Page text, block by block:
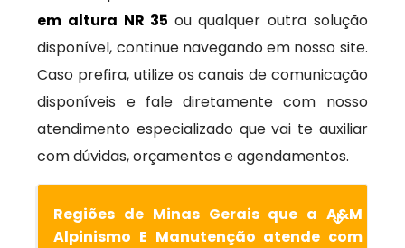
em altura NR 35 ou qualquer outra solução
disponível, continue navegando em nosso site.
Caso prefira, utilize os canais de comunicação
disponíveis e fale diretamente com nosso
atendimento especializado que vai te auxiliar
com dúvidas, orçamentos e agendamentos.
Regiões de Minas Gerais que a A&M
Alpinismo E Manutenção atende com